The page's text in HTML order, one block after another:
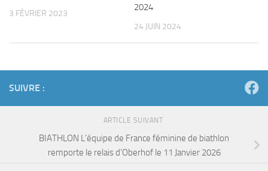
3 FÉVRIER 2023
2024
24 JUIN 2024
SUIVRE :
ARTICLE SUIVANT
BIATHLON L’équipe de France féminine de biathlon
remporte le relais d’Oberhof le 11 Janvier 2026